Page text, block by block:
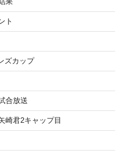
ト
ズカップ
合放送
崎君2キャップ目